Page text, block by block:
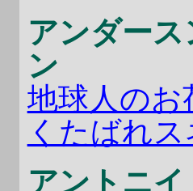
アンダー
ン
地球人のお
くたばれス
アントニ